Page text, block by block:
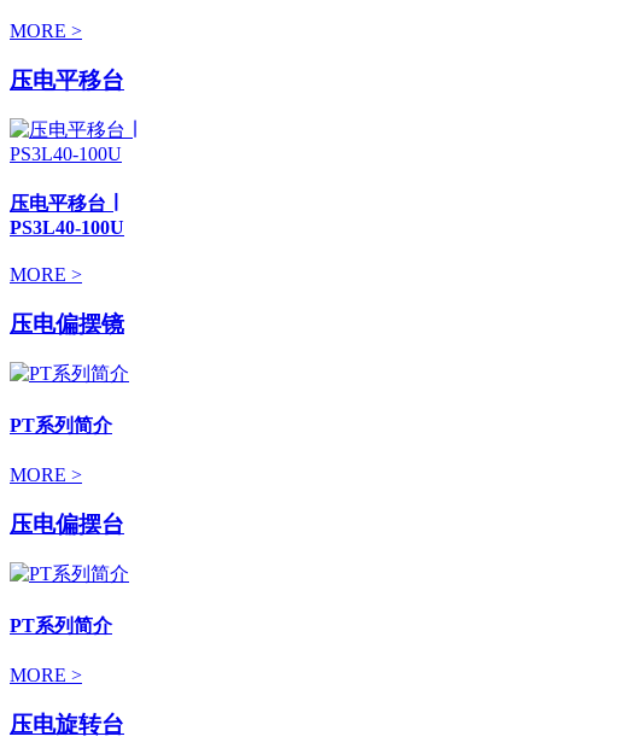
MORE >
压电平移台
压电平移台 ∣
PS3L40-100U
MORE >
压电偏摆镜
PT系列简介
MORE >
压电偏摆台
PT系列简介
MORE >
压电旋转台